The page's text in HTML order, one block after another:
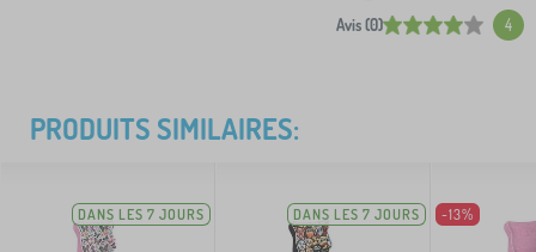
Avis (0) 4
PRODUITS SIMILAIRES:
DANS LES 7 JOURS DANS LES 7 JOURS -13%